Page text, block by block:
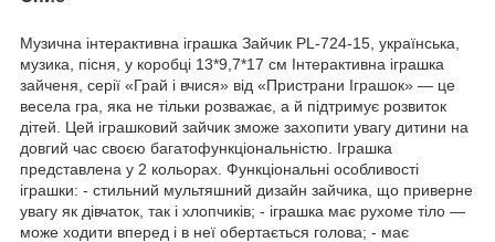
Музична інтерактивна іграшка Зайчик PL-724-15, українська,
музика, пісня, у коробці 13*9,7*17 см Інтерактивна іграшка
зайченя, серії «Грай і вчися» від «Пристрани Іграшок» — це
весела гра, яка не тільки розважає, а й підтримує розвиток
дітей. Цей іграшковий зайчик зможе захопити увагу дитини на
довгий час своєю багатофункціональністю. Іграшка
представлена у 2 кольорах. Функціональні особливості
іграшки: - стильний мультяшний дизайн зайчика, що приверне
увагу як дівчаток, так і хлопчиків; - іграшка має рухоме тіло —
може ходити вперед і в неї обертається голова; - має